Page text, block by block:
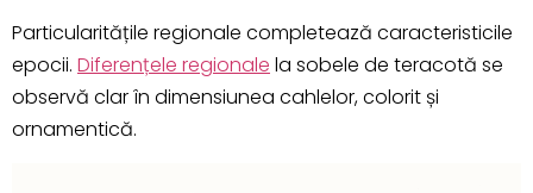
Particularitățile regionale completează caracteristicile
epocii. Diferențele regionale la sobele de teracotă se
observă clar în dimensiunea cahlelor, colorit și
ornamentică.